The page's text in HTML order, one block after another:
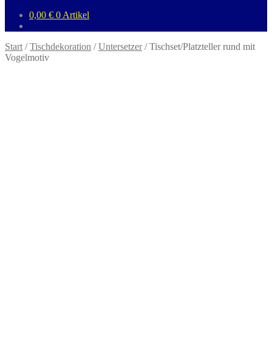
0,00 € 0 Artikel
Start /Tischdekoration /Untersetzer/Tischset/Platzteller rund mit
Vogelmotiv